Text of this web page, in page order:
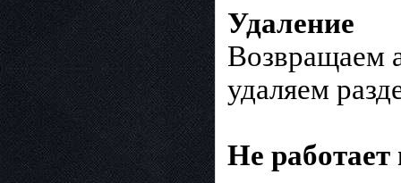
Удаление
Возвращаем
удаляем
Не